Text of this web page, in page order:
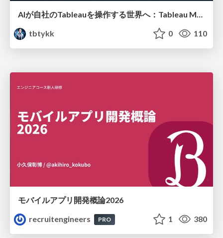
AIが自社のTableauを操作する世界へ：Tableau MCP超入門
tbtykk
0 110
モバイルアプリ開発概論2026
recruitengineers
PRO 1 380